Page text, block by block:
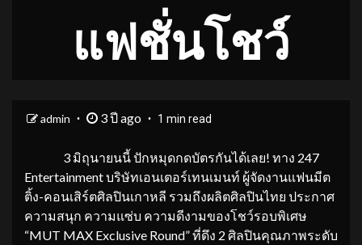
แฟชั่นโชว์
admin 3 ปี ago 1 min read
3 มิถุนายนนี้ ปักหมุดกดบัตรกันได้เลย! ทาง 247
Entertainment บริษัทเอนเตอร์เทนเมนท์ ผู้จัดงานแฟนมีต
ติ้ง-คอนเสิร์ตศิลปินเกาหลี รวมถึงผลิตศิลปินไทย ประกาศ
ความสนุก ความแซ่บ ความดีงามของโชว์รอบพิเศษ
“MUT MAX Exclusive Round” ที่ดึง 2 ศิลปินคุณภาพระดับ